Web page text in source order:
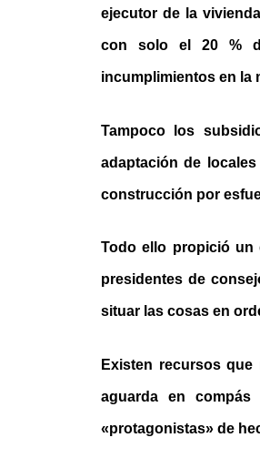
ejecutor de la
con solo el 20 %
incumplimientos en la
Tampoco los
adaptación de
construcción por
Todo ello propició un
presidentes de
situar las cosas en
Existen recursos
aguarda en
«protagonistas» de